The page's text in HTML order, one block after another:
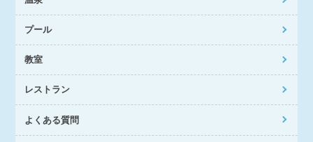
プール
教室
レストラン
よくある質問